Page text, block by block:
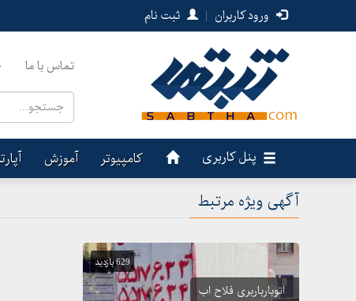
ورود کاربران | ثبت نام
تماس با ما
پنل کاربری کامپیوتر آموزش
آگهی ویژه مرتبط
629 بازدید
اتوبارباربری فلاح اب